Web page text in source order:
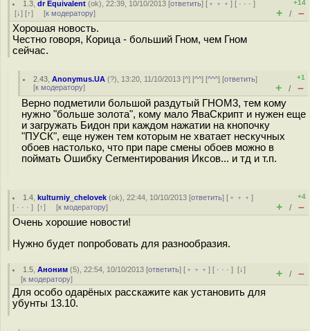
1.3 ,dr Equivalent (ok), 22:39, 10/10/2013 [ответить] [ ﹢﹢﹢] [ · · ·]
[↓] [↑] [к модератору]
+14
+ / –
Хорошая новость.
Честно говоря, Корица - больший Гном, чем Гном
сейчас.
2.43 ,Anonymus.UA (?), 13:20, 11/10/2013 [^] [^^] [^^^] [ответить]
[к модератору]
+1
+ / –
Верно подметили большой раздутый ГНОМ3, тем кому
нужно "больше золота", кому мало ЯваСкрипт и нужен еще
и загружать Бидон при каждом нажатии на кнопочку
"ПУСК", еще нужен тем которым не хватает нескучных
обоев настолько, что при паре смены обоев можно в
поймать Ошибку Сегментирования Иксов... и тд и т.п.
1.4 ,kulturniy_chelovek (ok), 22:44, 10/10/2013 [ответить] [ ﹢﹢﹢]
[ · · · ] [↑] [к модератору]
+4
+ / –
Очень хорошие новости!
Нужно будет попробовать для разнообразия.
1.5 ,Аноним (5), 22:54, 10/10/2013 [ответить] [ ﹢﹢﹢] [ · · ·][↓]
[к модератору] + / –
Для особо одарёных расскажите как установить для
убунты 13.10.